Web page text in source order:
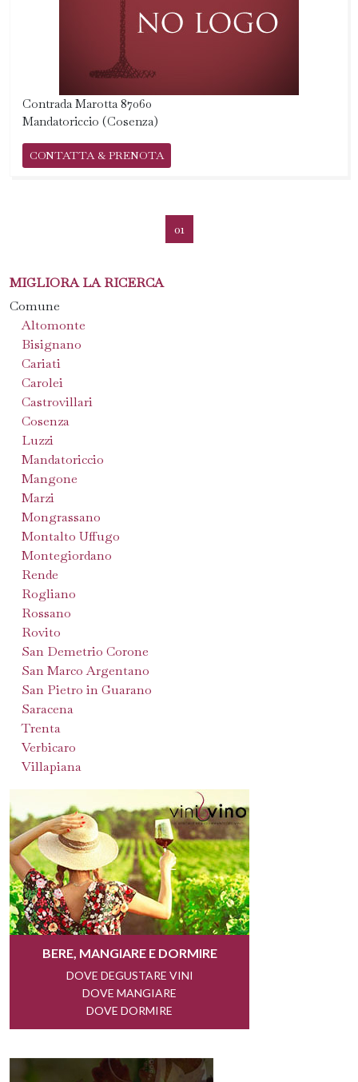
Contrada Marotta 87060
Mandatoriccio (Cosenza)
CONTATTA & PRENOTA
01
MIGLIORA LA RICERCA
Comune
Altomonte
Bisignano
Cariati
Carolei
Castrovillari
Cosenza
Luzzi
Mandatoriccio
Mangone
Marzi
Mongrassano
Montalto Uffugo
Montegiordano
Rende
Rogliano
Rossano
Rovito
San Demetrio Corone
San Marco Argentano
San Pietro in Guarano
Saracena
Trenta
Verbicaro
Villapiana